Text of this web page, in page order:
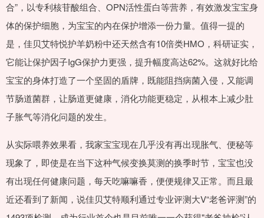
合”，以专利核苷酸组合、OPN活性蛋白等营养，有效激发宝宝身
体的保护细胞，为宝宝的内在保护增添一份力量。值得一提的
是，佳贝艾特悦护羊奶粉中还天然含有10倍类HMO，科研证实，
它能让保护因子IgG保护力更强，提升幅度高达62%。这就好比给
宝宝的身体打造了一个坚固的盾牌，既能阻挡病菌入侵，又能调
节肠道菌群，让肠道更健康，消化功能更稳定，从根本上减少肚
子胀气等消化问题的发生。
从实际喂养效果看，我家宝宝现在几乎没有再出现胀气、便秘等
现象了，即使是在当下这种气候变换莫测的换季时节，宝宝也没
有出现任何健康问题，每天吃嘛嘛香，便便规律又正常。而且最
近还看到了新闻，说佳贝艾特顺利通过专业评测大V“老爸评测”的